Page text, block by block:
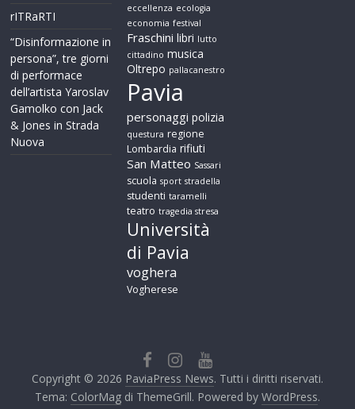
rITRaRTI
“Disinformazione in
persona”, tre giorni
di performace
dell’artista Yaroslav
Gamolko con Jack
& Jones in Strada
Nuova
eccellenza ecologia
economia festival
Fraschini libri lutto
cittadino musica
Oltrepo pallacanestro
Pavia
personaggi polizia
questura regione
Lombardia rifiuti
San Matteo Sassari
scuola sport stradella
studenti taramelli
teatro tragedia stresa
Università
di Pavia
voghera
Vogherese
Copyright © 2026 PaviaPress News. Tutti i diritti riservati.
Tema: ColorMagdi ThemeGrill. Powered by WordPress.